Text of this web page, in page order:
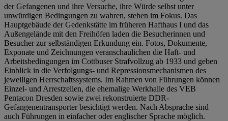
der Gefangenen und ihre Versuche, ihre Würde selbst unter
unwürdigen Bedingungen zu wahren, stehen im Fokus. Das
Hauptgebäude der Gedenkstätte im früheren Hafthaus I und das
Außengelände mit den Freihöfen laden die Besucherinnen und
Besucher zur selbständigen Erkundung ein. Fotos, Dokumente,
Exponate und Zeichnungen veranschaulichen die Haft- und
Arbeitsbedingungen im Cottbuser Strafvollzug ab 1933 und geben
Einblick in die Verfolgungs- und Repressionsmechanismen des
jeweiligen Herrschaftssystems. Im Rahmen von Führungen können
Einzel- und Arrestzellen, die ehemalige Werkhalle des VEB
Pentacon Dresden sowie zwei rekonstruierte DDR-
Gefangenentransporter besichtigt werden. Nach Absprache sind
auch Führungen in einfacher oder englischer Sprache möglich.